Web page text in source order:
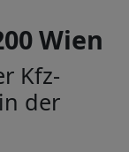
Wien
Kfz-
der